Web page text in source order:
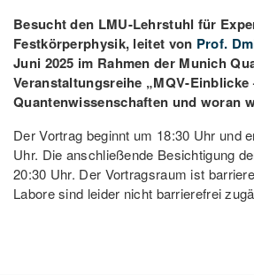
Besucht den LMU-Lehrstuhl für
Festkörperphysik, leitet von Prof.
Juni 2025 im Rahmen der Munich
Veranstaltungsreihe „MQV-Einblicke
Quantenwissenschaften und woran
Der Vortrag beginnt um 18:30 Uhr und
Uhr. Die anschließende Besichtigung
20:30 Uhr. Der Vortragsraum ist
Labore sind leider nicht barrierefrei